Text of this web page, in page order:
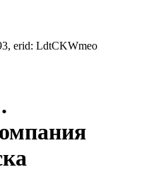
erid: LdtCKWmeo